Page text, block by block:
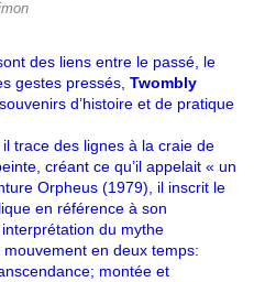
des liens entre le passé, le
gestes pressés, Twombly
d’histoire et de pratique
trace des lignes à la craie de
créant ce qu’il appelait « un
Orpheus (1979), il inscrit le
en référence à son
du mythe
en deux temps:
montée et